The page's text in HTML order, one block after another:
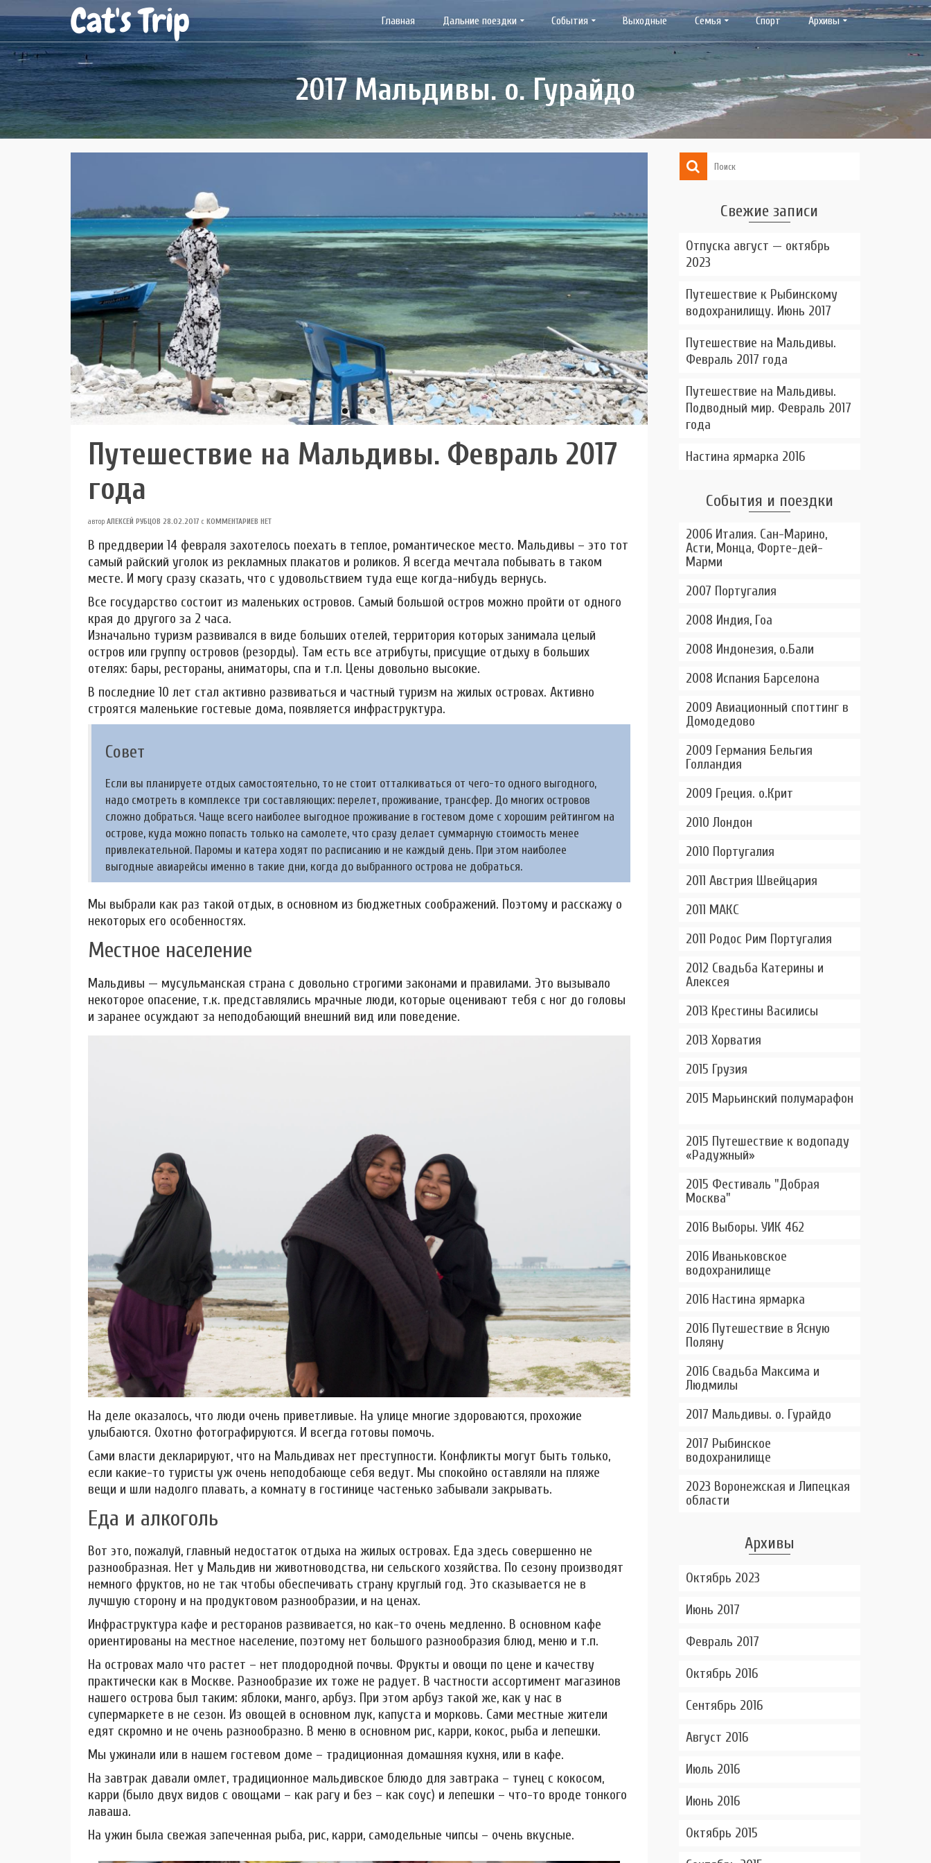
Cat's Trip Главная Дальние поездки События Выходные Семья Спорт Архивы
2017 Мальдивы. о. Гурайдо
Путешествие на Мальдивы. Февраль 2017
года
автор АЛЕКСЕЙ РУБЦОВ 28.02.2017 с КОММЕНТАРИЕВ НЕТ
В преддверии 14 февраля захотелось поехать в теплое, романтическое место. Мальдивы – это тот
самый райский уголок из рекламных плакатов и роликов. Я всегда мечтала побывать в таком
месте. И могу сразу сказать, что с удовольствием туда еще когда-нибудь вернусь.
Все государство состоит из маленьких островов. Самый большой остров можно пройти от одного
края до другого за 2 часа.
Изначально туризм развивался в виде больших отелей, территория которых занимала целый
остров или группу островов (резорды). Там есть все атрибуты, присущие отдыху в больших
отелях: бары, рестораны, аниматоры, спа и т.п. Цены довольно высокие.
В последние 10 лет стал активно развиваться и частный туризм на жилых островах. Активно
строятся маленькие гостевые дома, появляется инфраструктура.
Совет
Если вы планируете отдых самостоятельно, то не стоит отталкиваться от чего-то одного выгодного,
надо смотреть в комплексе три составляющих: перелет, проживание, трансфер. До многих островов
сложно добраться. Чаще всего наиболее выгодное проживание в гостевом доме с хорошим рейтингом на
острове, куда можно попасть только на самолете, что сразу делает суммарную стоимость менее
привлекательной. Паромы и катера ходят по расписанию и не каждый день. При этом наиболее
выгодные авиарейсы именно в такие дни, когда до выбранного острова не добраться.
Мы выбрали как раз такой отдых, в основном из бюджетных соображений. Поэтому и расскажу о
некоторых его особенностях.
Местное население
Мальдивы — мусульманская страна с довольно строгими законами и правилами. Это вызывало
некоторое опасение, т.к. представлялись мрачные люди, которые оценивают тебя с ног до головы
и заранее осуждают за неподобающий внешний вид или поведение.
На деле оказалось, что люди очень приветливые. На улице многие здороваются, прохожие
улыбаются. Охотно фотографируются. И всегда готовы помочь.
Сами власти декларируют, что на Мальдивах нет преступности. Конфликты могут быть только,
если какие-то туристы уж очень неподобающе себя ведут. Мы спокойно оставляли на пляже
вещи и шли надолго плавать, а комнату в гостинице частенько забывали закрывать.
Еда и алкоголь
Вот это, пожалуй, главный недостаток отдыха на жилых островах. Еда здесь совершенно не
разнообразная. Нет у Мальдив ни животноводства, ни сельского хозяйства. По сезону производят
немного фруктов, но не так чтобы обеспечивать страну круглый год. Это сказывается не в
лучшую сторону и на продуктовом разнообразии, и на ценах.
Инфраструктура кафе и ресторанов развивается, но как-то очень медленно. В основном кафе
ориентированы на местное население, поэтому нет большого разнообразия блюд, меню и т.п.
На островах мало что растет – нет плодородной почвы. Фрукты и овощи по цене и качеству
практически как в Москве. Разнообразие их тоже не радует. В частности ассортимент магазинов
нашего острова был таким: яблоки, манго, арбуз. При этом арбуз такой же, как у нас в
супермаркете в не сезон. Из овощей в основном лук, капуста и морковь. Сами местные жители
едят скромно и не очень разнообразно. В меню в основном рис, карри, кокос, рыба и лепешки.
Мы ужинали или в нашем гостевом доме – традиционная домашняя кухня, или в кафе.
На завтрак давали омлет, традиционное мальдивское блюдо для завтрака – тунец с кокосом,
карри (было двух видов с овощами – как рагу и без – как соус) и лепешки – что-то вроде тонкого
лаваша.
На ужин была свежая запеченная рыба, рис, карри, самодельные чипсы – очень вкусные.
Свежие записи
Отпуска август — октябрь
2023
Путешествие к Рыбинскому
водохранилищу. Июнь 2017
Путешествие на Мальдивы.
Февраль 2017 года
Путешествие на Мальдивы.
Подводный мир. Февраль 2017
года
Настина ярмарка 2016
События и поездки
2006 Италия. Сан-Марино,
Асти, Монца, Форте-дей-
Марми
2007 Португалия
2008 Индия, Гоа
2008 Индонезия, о.Бали
2008 Испания Барселона
2009 Авиационный споттинг в
Домодедово
2009 Германия Бельгия
Голландия
2009 Греция. о.Крит
2010 Лондон
2010 Португалия
2011 Австрия Швейцария
2011 МАКС
2011 Родос Рим Португалия
2012 Свадьба Катерины и
Алексея
2013 Крестины Василисы
2013 Хорватия
2015 Грузия
2015 Марьинский полумарафон
2015 Путешествие к водопаду
«Радужный»
2015 Фестиваль "Добрая
Москва"
2016 Выборы. УИК 462
2016 Иваньковское
водохранилище
2016 Настина ярмарка
2016 Путешествие в Ясную
Поляну
2016 Свадьба Максима и
Людмилы
2017 Мальдивы. о. Гурайдо
2017 Рыбинское
водохранилище
2023 Воронежская и Липецкая
области
Архивы
Октябрь 2023
Июнь 2017
Февраль 2017
Октябрь 2016
Сентябрь 2016
Август 2016
Июль 2016
Июнь 2016
Октябрь 2015